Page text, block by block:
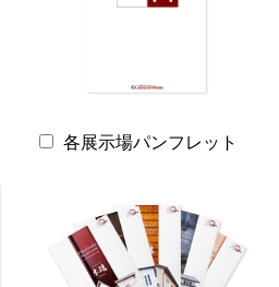
各展示場パンフレット